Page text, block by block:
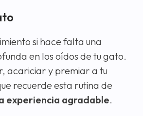
si hace falta una
en los oídos de tu gato.
acariciar y premiar a tu
recuerde esta rutina de
experiencia agradable.